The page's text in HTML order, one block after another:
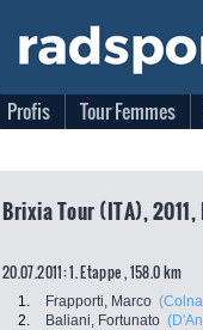
Profis Tour Femmes
Brixia Tour (ITA),
20.07.2011: 1. Etappe , 158.0 km
1. Frapporti, Marco
2.
Baliani, Fortunato